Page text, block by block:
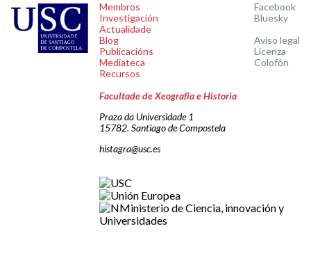
Membros
Investigación
Actualidade
Blog
Publicacións
Mediateca
Recursos
Facebook
Bluesky
Aviso legal
Licenza
Colofón
Facultade de Xeografía e Historia
Praza da Universidade 1
15782. Santiago de Compostela
histagra@usc.es